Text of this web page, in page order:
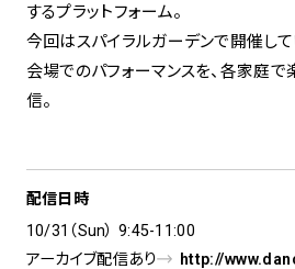
するプラットフォーム。
今回はスパイラルガーデンで開催し
会場でのパフォーマンスを、各家庭
信。
配信日時
10/31（Sun） 9:45-11:00
アーカイブ配信あり
http://